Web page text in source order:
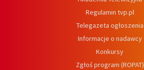
Regulamin tvp.pl
Telegazeta ogłoszenia
Informacje o nadawcy
Konkursy
Zgłoś program (ROPAT)